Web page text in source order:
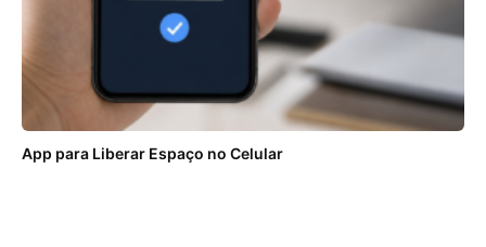
App para Liberar Espaço no Celular